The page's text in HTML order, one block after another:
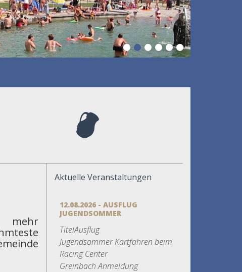
mehr
Aktuelle Veranstaltungen
12.08.2026 - AUSFLUG
JUGENDSOMMER
TitelAusflug
Jugendsommer Kartfahren beim
Racing Center
Greinbach Anmeldung